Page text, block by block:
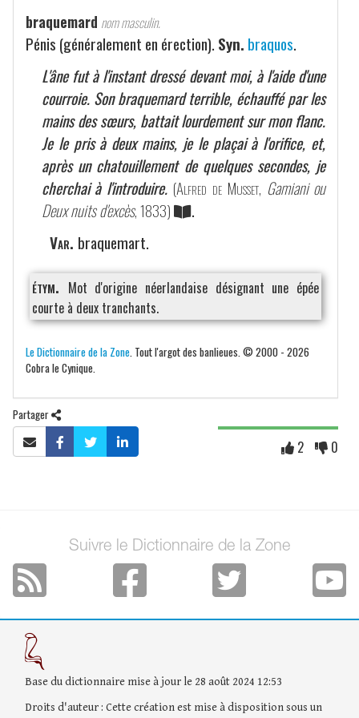
braquemard nom masculin.
Pénis (généralement en érection). Syn. braquos.
L'âne fut à l'instant dressé devant moi, à l'aide d'une
courroie. Son braquemard terrible, échauffé par les
mains des sœurs, battait lourdement sur mon flanc.
Je le pris à deux mains, je le plaçai à l'orifice, et,
après un chatouillement de quelques secondes, je
cherchai à l'introduire. (Alfred de Musset, Gamiani ou
Deux nuits d'excès, 1833)
.
Var. braquemart.
étym. Mot d'origine néerlandaise désignant une épée
courte à deux tranchants.
Le Dictionnaire de la Zone . Tout l'argot des banlieues. © 2000 - 2026
Cobra le Cynique.
Partager
2 0
Suivre le Dictionnaire de la Zone
Base du dictionnaire mise à jour le 28 août 2024 12:53
Droits d'auteur : Cette création est mise à disposition sous un